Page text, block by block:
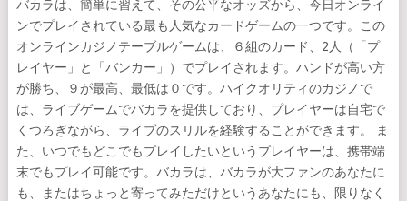
バカラは、簡単に習えて、その公平なオッズから、今日オンライ
ンでプレイされている最も人気なカードゲームの一つです。この
オンラインカジノテーブルゲームは、６組のカード、2人（「プ
レイヤー」と「バンカー」）でプレイされます。ハンドが高い方
が勝ち、９が最高、最低は０です。ハイクオリティのカジノで
は、ライブゲームでバカラを提供しており、プレイヤーは自宅で
くつろぎながら、ライブのスリルを経験することができます。 ま
た、いつでもどこでもプレイしたいというプレイヤーは、携帯端
末でもプレイ可能です。バカラは、バカラが大ファンのあなたに
も、またはちょっと寄ってみただけというあなたにも、限りなく